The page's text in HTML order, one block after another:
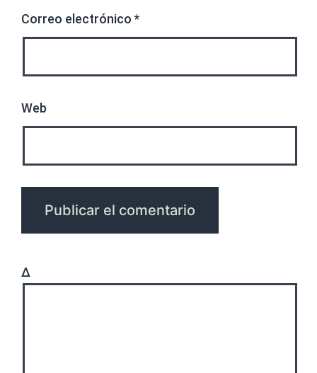
Correo electrónico *
Web
Δ